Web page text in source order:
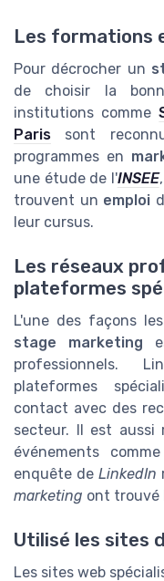
Les formations
Pour décrocher un
de choisir la
institutions comme
Paris sont
programmes en
une étude de l'INSEE
trouvent un emploi
leur cursus.
Les réseaux
plateformes
L'une des façons
stage marketing
professionnels.
plateformes
contact avec des
secteur. Il est aussi
événements
enquête deLinkedIn
marketing ont trouvé
Utilisé les sites
Les sites web